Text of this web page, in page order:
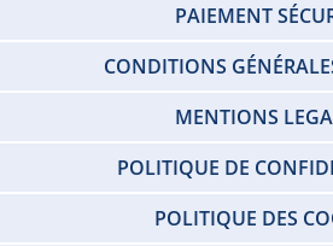
PAIEMENT
CONDITIONS
MENTIONS
POLITIQUE DE
POLITIQUE DES